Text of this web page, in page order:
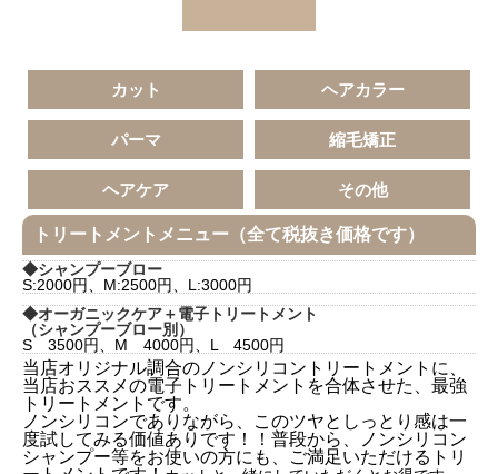
カット ヘアカラー
パーマ 縮毛矯正
ヘアケア その他
トリートメントメニュー（全て税抜き価格です）
◆シャンプーブロー
S:2000円、M:2500円、L:3000円
◆オーガニックケア＋電子トリートメント
（シャンプーブロー別）
S 3500円、M 4000円、L 4500円
当店オリジナル調合のノンシリコントリートメントに、
当店おススメの電子トリートメントを合体させた、最強
トリートメントです。
ノンシリコンでありながら、このツヤとしっとり感は一
度試してみる価値ありです！！普段から、ノンシリコン
シャンプー等をお使いの方にも、ご満足いただけるトリ